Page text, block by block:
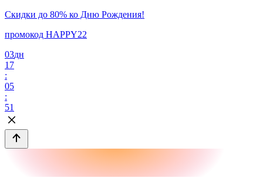
Скидки до 80% ко Дню Рождения!
промокод HAPPY22
03дн
17
:
05
:
51